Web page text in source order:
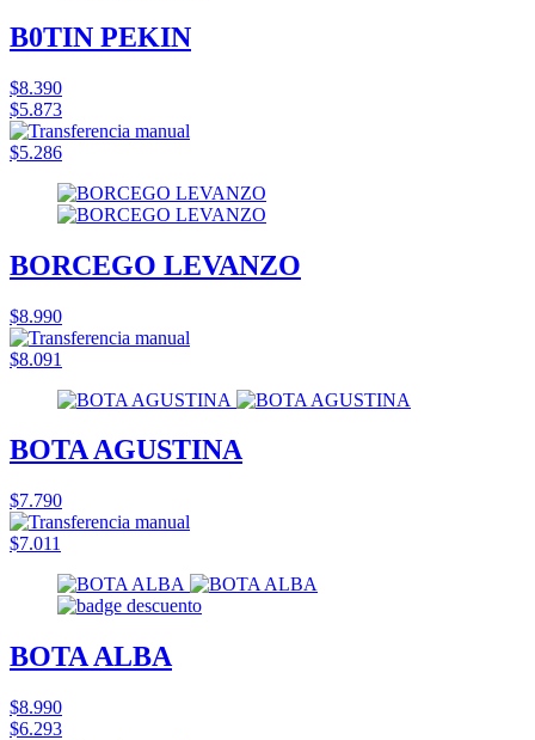
B0TIN PEKIN
$8.390
$5.873
$5.286
BORCEGO LEVANZO
$8.990
$8.091
BOTA AGUSTINA
$7.790
$7.011
BOTA ALBA
$8.990
$6.293